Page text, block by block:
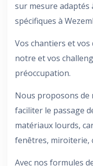
sur mesure adaptés
spécifiques à
Vos chantiers et
notre et vos
préoccupation.
Nous proposons
faciliter le passage
matériaux lourds,
fenêtres, miroiterie,
Avec nos formules